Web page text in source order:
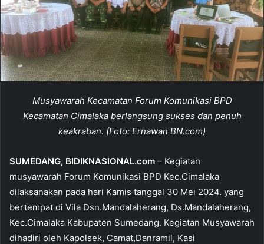
i
Musyawarah Kecamatan Forum Komunikasi BPD
Kecamatan Cimalaka berlangsung sukses dan penuh
keakraban. (Foto: Ernawan BN.com)
SUMEDANG, BIDIKNASIONAL.com – Kegiatan
musyawarah Forum Komunikasi BPD Kec.Cimalaka
dilaksanakan pada hari Kamis tanggal 30 Mei 2024. yang
bertempat di Vila Dsn.Mandalaherang, Ds.Mandalaherang,
Kec.Cimalaka Kabupaten Sumedang. Kegiatan Musyawarah
dihadiri oleh Kapolsek, Camat,Danramil, Kasi